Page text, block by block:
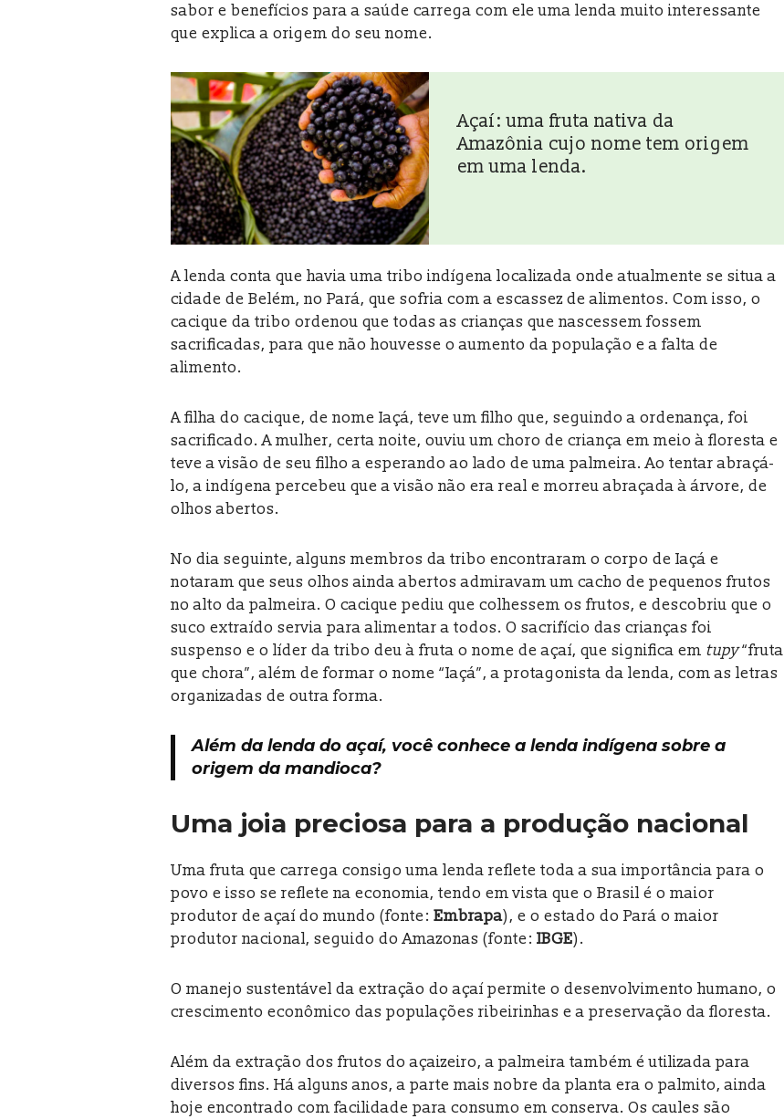
sabor e benefícios para a saúde carrega com ele uma lenda muito interessante
que explica a origem do seu nome.
Açaí: uma fruta nativa da
Amazônia cujo nome tem origem
em uma lenda.
A lenda conta que havia uma tribo indígena localizada onde atualmente se situa a
cidade de Belém, no Pará, que sofria com a escassez de alimentos. Com isso, o
cacique da tribo ordenou que todas as crianças que nascessem fossem
sacrificadas, para que não houvesse o aumento da população e a falta de
alimento.
A filha do cacique, de nome Iaçá, teve um filho que, seguindo a ordenança, foi
sacrificado. A mulher, certa noite, ouviu um choro de criança em meio à floresta e
teve a visão de seu filho a esperando ao lado de uma palmeira. Ao tentar abraçá-
lo, a indígena percebeu que a visão não era real e morreu abraçada à árvore, de
olhos abertos.
No dia seguinte, alguns membros da tribo encontraram o corpo de Iaçá e
notaram que seus olhos ainda abertos admiravam um cacho de pequenos frutos
no alto da palmeira. O cacique pediu que colhessem os frutos, e descobriu que o
suco extraído servia para alimentar a todos. O sacrifício das crianças foi
suspenso e o líder da tribo deu à fruta o nome de açaí, que significa em tupy“fruta
que chora”, além de formar o nome “Iaçá”, a protagonista da lenda, com as letras
organizadas de outra forma.
Além da lenda do açaí, você conhece a lenda indígena sobre a
origem da mandioca?
Uma joia preciosa para a produção nacional
Uma fruta que carrega consigo uma lenda reflete toda a sua importância para o
povo e isso se reflete na economia, tendo em vista que o Brasil é o maior
produtor de açaí do mundo (fonte: Embrapa), e o estado do Pará o maior
produtor nacional, seguido do Amazonas (fonte: IBGE).
O manejo sustentável da extração do açaí permite o desenvolvimento humano, o
crescimento econômico das populações ribeirinhas e a preservação da floresta.
Além da extração dos frutos do açaizeiro, a palmeira também é utilizada para
diversos fins. Há alguns anos, a parte mais nobre da planta era o palmito, ainda
hoje encontrado com facilidade para consumo em conserva. Os caules são